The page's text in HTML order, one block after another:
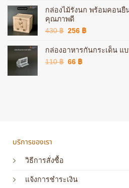
was:
78 ฿.
is:
กล่องไม้รังนก พร้อมคอน
คุณภาพดี
430฿ Original
was:
430 ฿.
256 ฿Current
is:
กล่องอาหารกันกระเด็น แ
110฿ Original
66 ฿Current
บริการของเรา
วิธีการสั่งซื้อ
แจ้งการชำระเงิน